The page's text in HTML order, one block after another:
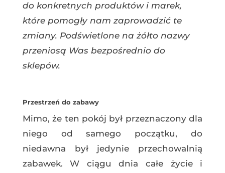
do konkretnych produktów i marek,
które pomogły nam zaprowadzić te
zmiany. Podświetlone na żółto nazwy
przeniosą Was bezpośrednio do
sklepów.
Przestrzeń do zabawy
Mimo, że ten pokój był przeznaczony dla
niego od samego początku, do
niedawna był jedynie przechowalnią
zabawek. W ciągu dnia całe życie i